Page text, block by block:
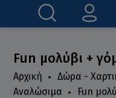
Fun μολύβι +
Αρχική Δώρα -
Αναλώσιμα
Fun